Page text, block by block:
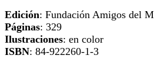
Edición: Fundación Amigos del
Páginas: 329
Ilustraciones: en color
ISBN: 84-922260-1-3